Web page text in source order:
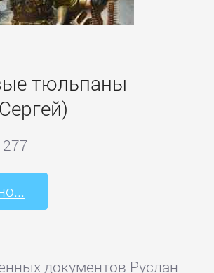
тюльпаны
277
документов Руслан